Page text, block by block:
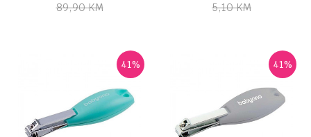
89,90KM
5,10KM
41% 41%